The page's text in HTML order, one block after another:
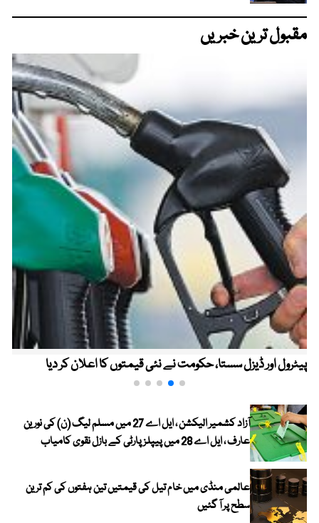
مقبول ترین خبریں
پیٹرول اور ڈیزل سستا، حکومت نے نئی قیمتوں کا اعلان کر دیا
آزاد کشمیر الیکشن ، ایل اے 27 میں مسلم لیگ (ن) کی نورین
عارف ، ایل اے 28 میں پیپلز پارٹی کے بازل نقوی کامیاب
عالمی منڈی میں خام تیل کی قیمتیں تین ہفتوں کی کم ترین
سطح پر آ گئیں